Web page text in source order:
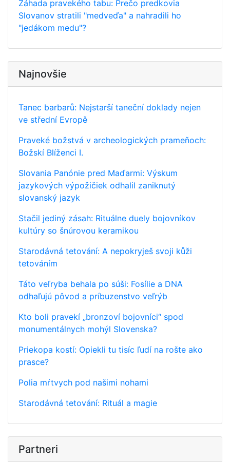
Záhada pravekého tabu: Prečo predkovia
Slovanov stratili "medveďa" a nahradili ho
"jedákom medu"?
Najnovšie
Tanec barbarů: Nejstarší taneční doklady nejen
ve střední Evropě
Praveké božstvá v archeologických prameňoch:
Božskí Blíženci I.
Slovania Panónie pred Maďarmi: Výskum
jazykových výpožičiek odhalil zaniknutý
slovanský jazyk
Stačil jediný zásah: Rituálne duely bojovníkov
kultúry so šnúrovou keramikou
Starodávná tetování: A nepokryješ svoji kůži
tetováním
Táto veľryba behala po súši: Fosílie a DNA
odhaľujú pôvod a príbuzenstvo veľrýb
Kto boli pravekí „bronzoví bojovníci“ spod
monumentálnych mohýl Slovenska?
Priekopa kostí: Opiekli tu tisíc ľudí na rošte ako
prasce?
Polia mŕtvych pod našimi nohami
Starodávná tetování: Rituál a magie
Partneri